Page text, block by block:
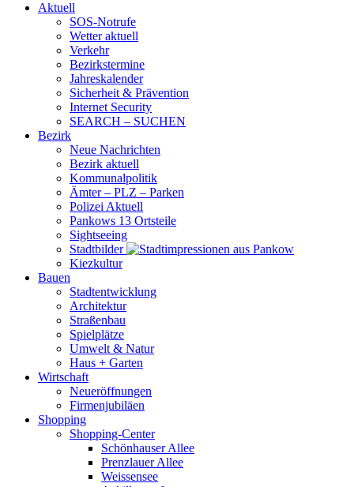
Aktuell
SOS-Notrufe
Wetter aktuell
Verkehr
Bezirkstermine
Jahreskalender
Sicherheit & Prävention
Internet Security
SEARCH – SUCHEN
Bezirk
Neue Nachrichten
Bezirk aktuell
Kommunalpolitik
Ämter – PLZ – Parken
Polizei Aktuell
Pankows 13 Ortsteile
Sightseeing
Stadtbilder
Kiezkultur
Bauen
Stadtentwicklung
Architektur
Straßenbau
Spielplätze
Umwelt & Natur
Haus + Garten
Wirtschaft
Neueröffnungen
Firmenjubiläen
Shopping
Shopping-Center
Schönhauser Allee
Prenzlauer Allee
Weissensee